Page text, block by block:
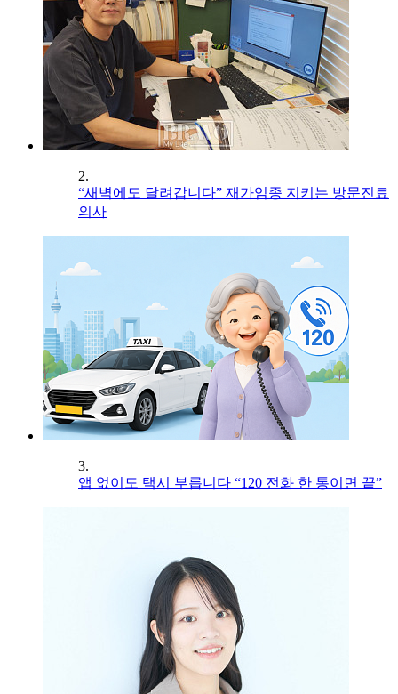
2.
“새벽에도 달려갑니다” 재가임종 지키는 방문진료
의사
3.
앱 없이도 택시 부릅니다 “120 전화 한 통이면 끝”